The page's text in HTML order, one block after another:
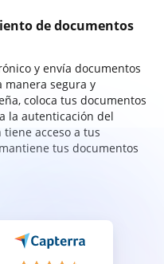
de documentos
y envía documentos
manera segura y
coloca tus documentos
la autenticación del
acceso a tus
tus documentos